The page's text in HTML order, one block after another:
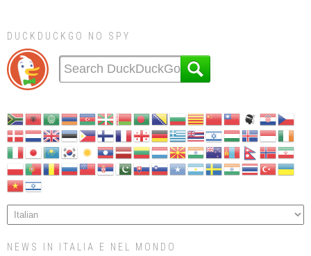
DUCKDUCKGO NO SPY
NEWS IN ITALIA E NEL MONDO